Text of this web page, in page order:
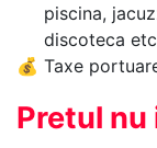
piscina,
discoteca
💰 Taxe
Pretul nu